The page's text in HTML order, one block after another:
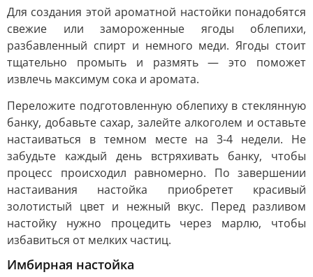
Для создания этой ароматной настойки понадобятся
свежие или замороженные ягоды облепихи,
разбавленный спирт и немного меди. Ягоды стоит
тщательно промыть и размять — это поможет
извлечь максимум сока и аромата.
Переложите подготовленную облепиху в стеклянную
банку, добавьте сахар, залейте алкоголем и оставьте
настаиваться в темном месте на 3-4 недели. Не
забудьте каждый день встряхивать банку, чтобы
процесс происходил равномерно. По завершении
настаивания настойка приобретет красивый
золотистый цвет и нежный вкус. Перед разливом
настойку нужно процедить через марлю, чтобы
избавиться от мелких частиц.
Имбирная настойка